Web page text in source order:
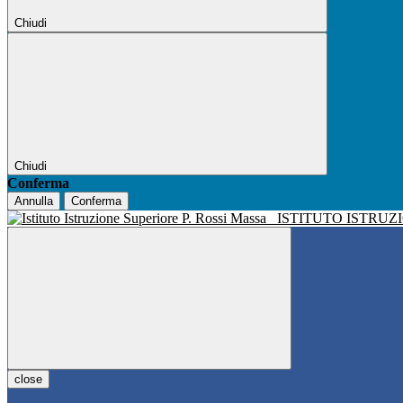
Chiudi
Chiudi
Conferma
Annulla Conferma
ISTITUTO
close